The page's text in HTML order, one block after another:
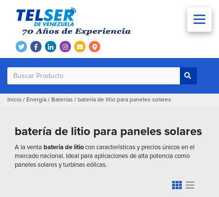
Inicio / Energía / Baterías / batería de litio para paneles solares
batería de litio para paneles solares
A la venta bateria de litiocon características y precios únicos en el
mercado nacional. Ideal para aplicaciones de alta potencia como
paneles solares y turbinas eólicas.